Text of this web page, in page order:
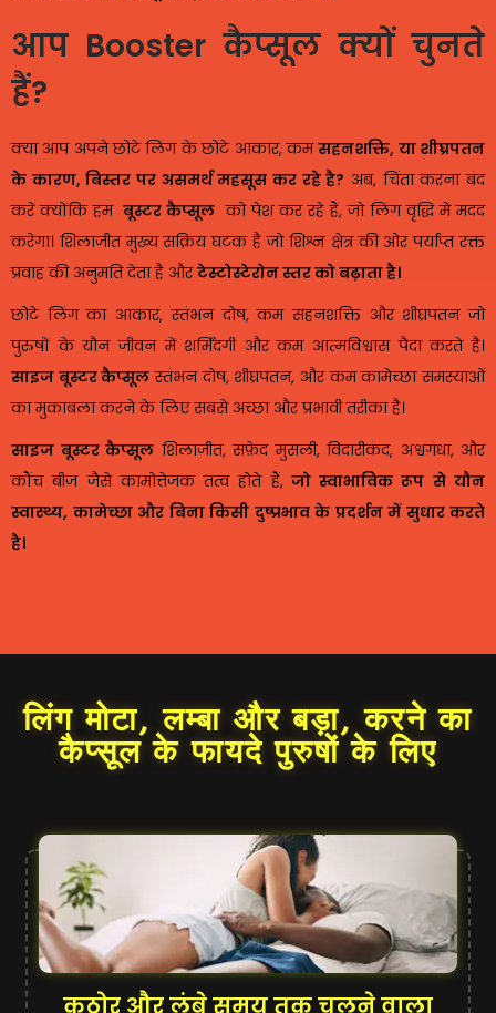
आप Booster कैप्सूल क्यों चुनते
हैं?
क्या आप अपने छोटे लिंग के छोटे आकार, कमसहनशक्ति, या शीघ्रपतन
के कारण, बिस्तर पर असमर्थ महसूस कर रहे है? अब, चिंता करना बंद
करें क्योंकि हम बूस्टर कैप्सूल को पेश कर रहे हैं, जो लिंग वृद्धि में मदद
करेगा। शिलाजीत मुख्य सक्रिय घटक है जो शिश्न क्षेत्र की ओर पर्याप्त रक्त
प्रवाह की अनुमति देता है औरटेस्टोस्टेरोन स्तर को बढ़ाता है।
छोटे लिंग का आकार, स्तंभन दोष, कम सहनशक्ति और शीघ्रपतन जो
पुरुषों के यौन जीवन में शर्मिंदगी और कम आत्मविश्वास पैदा करते है।
साइज बूस्टर कैप्सूल स्तंभन दोष, शीघ्रपतन, और कम कामेच्छा समस्याओं
का मुकाबला करने के लिए सबसे अच्छा और प्रभावी तरीका है।
साइज बूस्टर कैप्सूल शिलाजीत, सफ़ेद मुसली, विदारीकंद, अश्वगंधा, और
कौंच बीज जैसे कामोत्तेजक तत्व होते हैं,जो स्वाभाविक रूप से यौन
स्वास्थ्य, कामेच्छा और बिना किसी दुष्प्रभाव के प्रदर्शन में सुधार करते
है।
लिंग मोटा, लम्बा और बड़ा, करने का
कैप्सूल के फायदे पुरुषों के लिए
कठोर और लंबे समय तक चलने वाला